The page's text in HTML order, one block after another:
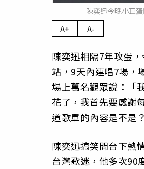
陳奕迅今晚小巨
A+ A-
陳奕迅相隔7年攻蛋
站，9天內連唱7場，
場上萬名觀眾說：「
花了，我首先要感謝
道歌單的內容是不是
陳奕迅搞笑問台下熱
台灣歌迷，他多次90